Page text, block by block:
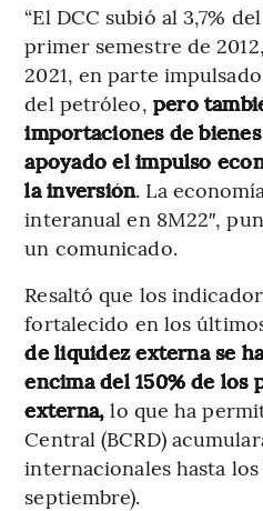
“El DCC subió al 3,7%
primer semestre de
2021, en parte
del petróleo, pero
importaciones de
apoyado el impulso
la inversión. La
interanual en 8M22″,
un comunicado.
Resaltó que los
fortalecido en los
de liquidez externa se
encima del 150% de los
externa, lo que ha
Central (BCRD)
internacionales hasta los
septiembre).